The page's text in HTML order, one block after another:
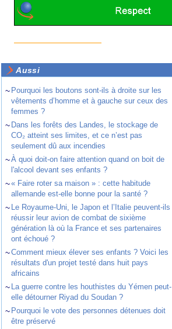
Aussi
~ Pourquoi les boutons sont-ils à droite sur les
vêtements d’homme et à gauche sur ceux des
femmes ?
~ Dans les forêts des Landes, le stockage de
CO₂ atteint ses limites, et ce n’est pas
seulement dû aux incendies
~À quoi doit-on faire attention quand on boit de
l'alcool devant ses enfants ?
~« Faire roter sa maison » : cette habitude
allemande est-elle bonne pour la santé ?
~ Le Royaume-Uni, le Japon et l’Italie peuvent-ils
réussir leur avion de combat de sixième
génération là où la France et ses partenaires
ont échoué ?
~Comment mieux élever ses enfants ? Voici les
résultats d'un projet testé dans huit pays
africains
~ La guerre contre les houthistes du Yémen peut-
elle détourner Riyad du Soudan ?
~ Pourquoi le vote des personnes détenues doit
être préservé